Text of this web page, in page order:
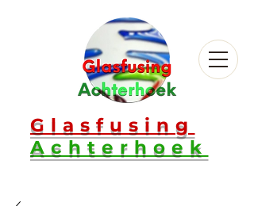
Glasfusing
Achterhoek